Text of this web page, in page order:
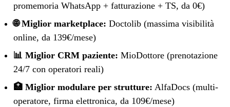
promemoria WhatsApp + fatturazione + TS, da 0€)
🌐 Miglior marketplace: Doctolib (massima visibilità
online, da 139€/mese)
📊 Miglior CRM paziente: MioDottore (prenotazione
24/7 con operatori reali)
🏥 Miglior modulare per strutture: AlfaDocs (multi-
operatore, firma elettronica, da 109€/mese)